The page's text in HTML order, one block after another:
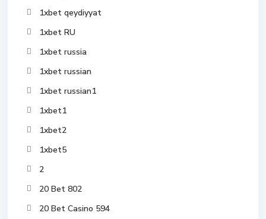
1xbet qeydiyyat
1xbet RU
1xbet russia
1xbet russian
1xbet russian1
1xbet1
1xbet2
1xbet5
2
20 Bet 802
20 Bet Casino 594